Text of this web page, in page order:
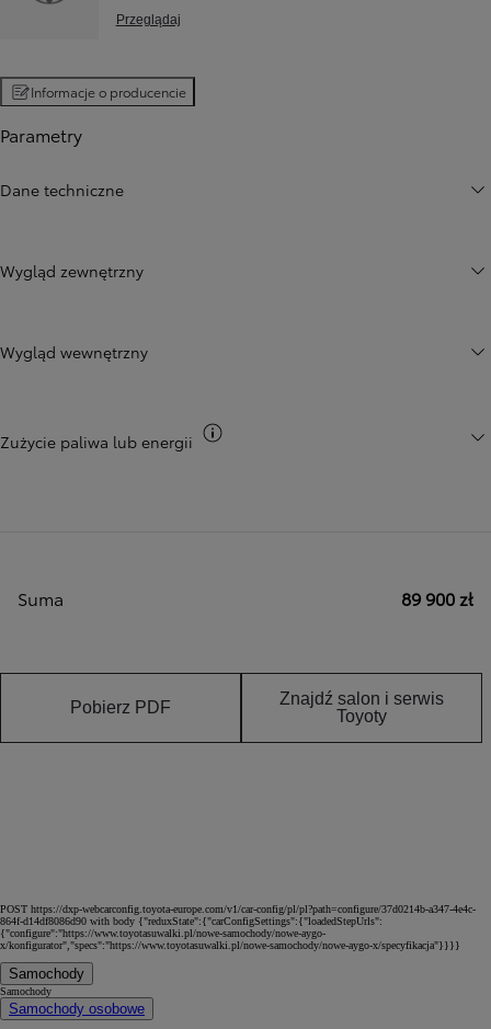
Przeglądaj
Informacje o producencie
Parametry
Dane techniczne
Wygląd zewnętrzny
Wygląd wewnętrzny
Zużycie paliwa lub energii
Suma 89 900 zł
Pobierz PDF
Znajdź salon i serwis
Toyoty
POST https://dxp-webcarconfig.toyota-europe.com/v1/car-config/pl/pl?path=configure/37d0214b-a347-4e4c-
864f-d14df8086d90 with body {"reduxState":{"carConfigSettings":{"loadedStepUrls":
{"configure":"https://www.toyotasuwalki.pl/nowe-samochody/nowe-aygo-
x/konfigurator","specs":"https://www.toyotasuwalki.pl/nowe-samochody/nowe-aygo-x/specyfikacja"}}}}
Samochody
Samochody
Samochody osobowe